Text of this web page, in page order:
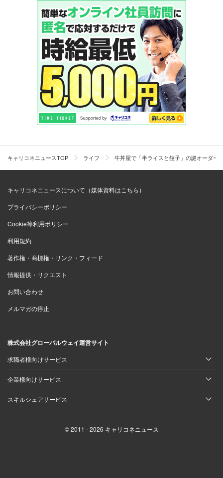
キャリコネニュースTOP ライフ 牛丼屋で「半ライスと餃子」の謎オーダ
キャリコネニュースについて（媒体資料はこちら）
プライバシーポリシー
Cookie等利用ポリシー
利用規約
著作権・商標権・リンク・フィード
情報提供・リクエスト
お問い合わせ
メルマガの停止
株式会社グローバルウェイ運営サイト
求職者様向けサービス
企業様向けサービス
スキルシェアサービス
© 2011 - 2026 キャリコネニュース